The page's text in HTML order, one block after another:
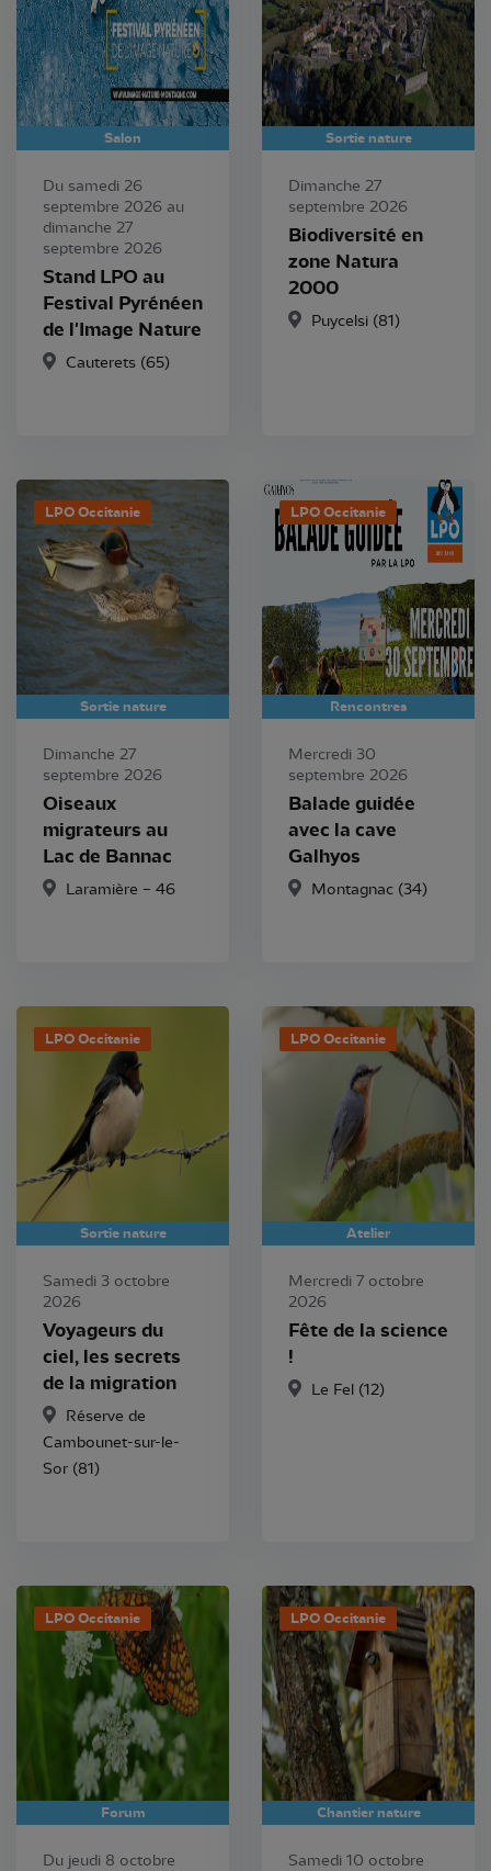
Salon
Du samedi 26
septembre 2026 au
dimanche 27
septembre 2026
Stand LPO au
Festival Pyrénéen
de l'Image Nature
Cauterets (65)
Sortie nature
Dimanche 27
septembre 2026
Biodiversité en
zone Natura
2000
Puycelsi (81)
LPO Occitanie
Sortie nature
Dimanche 27
septembre 2026
Oiseaux
migrateurs au
Lac de Bannac
Laramière – 46
LPO Occitanie
Rencontres
Mercredi 30
septembre 2026
Balade guidée
avec la cave
Galhyos
Montagnac (34)
LPO Occitanie
Sortie nature
Samedi 3 octobre
2026
Voyageurs du
ciel, les secrets
de la migration
Réserve de
Cambounet-sur-le-
Sor (81)
LPO Occitanie
Atelier
Mercredi 7 octobre
2026
Fête de la science
!
Le Fel (12)
LPO Occitanie
Forum
Du jeudi 8 octobre
LPO Occitanie
Chantier nature
Samedi 10 octobre